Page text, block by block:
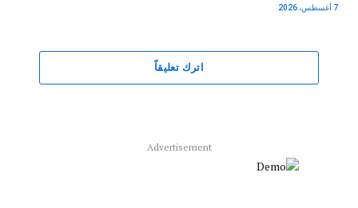
7 أغسطس، 2026
اترك تعليقاً
Advertisement